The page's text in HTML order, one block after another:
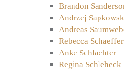
Brandon
Andrzej
Andreas
Rebecca Schaeffer
Anke Schlachter
Regina Schleheck